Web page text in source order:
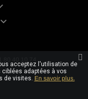

acceptez l'utilisation de
adaptées à vos
de visites. En savoir plus.